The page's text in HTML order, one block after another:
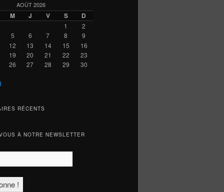
AOÛT 2026
M J V S D
1
2
5
6 7 8
9
12
13 14 15
16
19
20 21 22
23
26
27 28 29 30
RÉCENTS
À NOTRE NEWSLETTER